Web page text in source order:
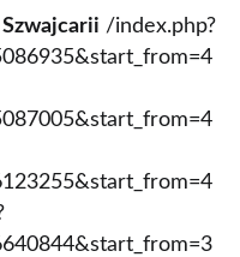
/index.php?